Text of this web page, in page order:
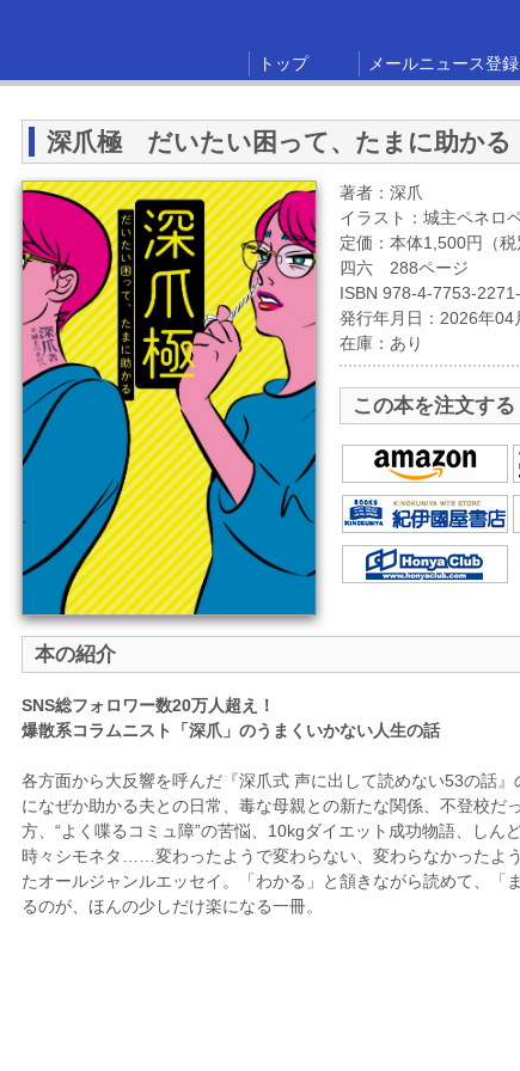
トップ メールニュース登録
深爪極 だいたい困って、たまに助かる
著者：深爪
イラスト：城主ペネロ
定価：本体1,500円（税
四六 288ページ
ISBN 978-4-7753-
発行年月日：2026年04
在庫：あり
この本を注文する
本の紹介
SNS総フォロワー数20万人超え！
爆散系コラムニスト「深爪」のうまくいかない人生の話
各方面から大反響を呼んだ『深爪式 声に出して読めない53の話』
になぜか助かる夫との日常、 毒な母親との新たな関係、不登校だ
方、 “よく喋るコミュ障”の苦悩、 10kgダイエット成功物語、
しん
時々シモネタ
変わったようで変わらない、 変わらなかったよ
たオールジャンルエッセイ。「わかる」と頷きながら読めて、「
るのが、 ほんの少しだけ楽になる一冊。